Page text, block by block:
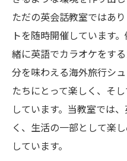
ただの英会話教室ではあ
トを随時開催しています
緒に英語でカラオケをす
分を味わえる海外旅行シ
たちにとって楽しく、そ
しています。当教室では
く、生活の一部として楽
しています。